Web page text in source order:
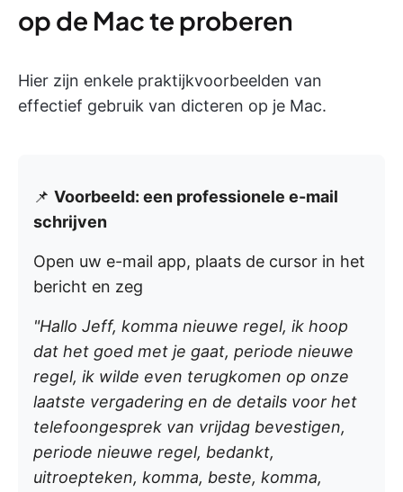
op de Mac te proberen
Hier zijn enkele praktijkvoorbeelden van
effectief gebruik van dicteren op je Mac.
📌 Voorbeeld: een professionele e-mail
schrijven
Open uw e-mail app, plaats de cursor in het
bericht en zeg
"Hallo Jeff, komma nieuwe regel, ik hoop
dat het goed met je gaat, periode nieuwe
regel, ik wilde even terugkomen op onze
laatste vergadering en de details voor het
telefoongesprek van vrijdag bevestigen,
periode nieuwe regel, bedankt,
uitroepteken, komma, beste, komma,